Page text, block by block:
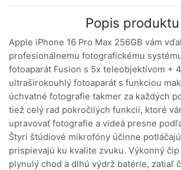
Popis produktu
Apple iPhone 16 Pro Max 256GB vám
profesionálnemu fotografickému
fotoaparát Fusion s 5x teleobjektívom +
ultraširokouhlý fotoaparát s funkciou
úchvatné fotografie takmer za každých
tiež celý rad pokročilých funkcií, ktoré
upravovať fotografie a videá presne
Štyri štúdiové mikrofóny účinne
prispievajú ku kvalite zvuku. Výkonný čip
plynulý chod a dlhú výdrž batérie, zatiaľ